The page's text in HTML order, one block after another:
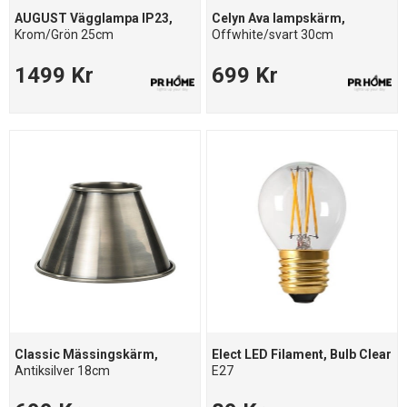
AUGUST Vägglampa IP23,
Krom/Grön 25cm
1499 Kr
Celyn Ava lampskärm,
Offwhite/svart 30cm
699 Kr
Classic Mässingskärm,
Antiksilver 18cm
Elect LED Filament, Bulb Clear
E27